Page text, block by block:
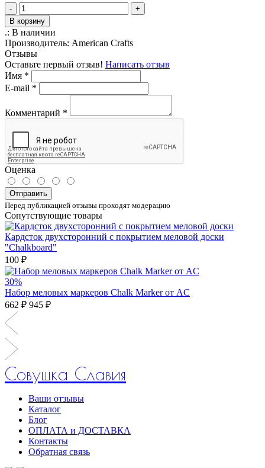
-
+
В корзину
.: В наличии
Производитель: American Crafts
Отзывы
Оставьте первый отзыв! Написать отзыв
Имя *
E-mail *
Комментарий *
Оценка
Отправить
Перед публикацией отзывы проходят модерацию
Сопутствующие товары
Кардсток двухсторонний с покрытием меловой доски
"Chalkboard"
100 ₽
30%
Набор меловых маркеров Chalk Marker от AC
662 ₽ 945 ₽
Совушка Славия
Ваши отзывы
Каталог
Блог
ОПЛАТА и ДОСТАВКА
Контакты
Обратная связь